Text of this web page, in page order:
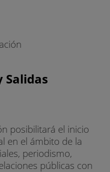
Salidas
posibilitará el inicio
en el ámbito de la
periodismo,
públicas con